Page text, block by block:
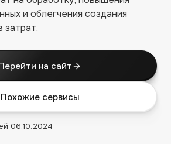
и облегчения создания
затрат.
на сайт
Похожие сервисы
06.10.2024